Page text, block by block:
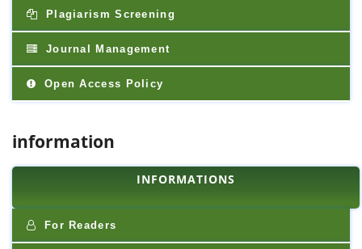
Plagiarism Screening
Journal Management
Open Access Policy
information
INFORMATIONS
For Readers